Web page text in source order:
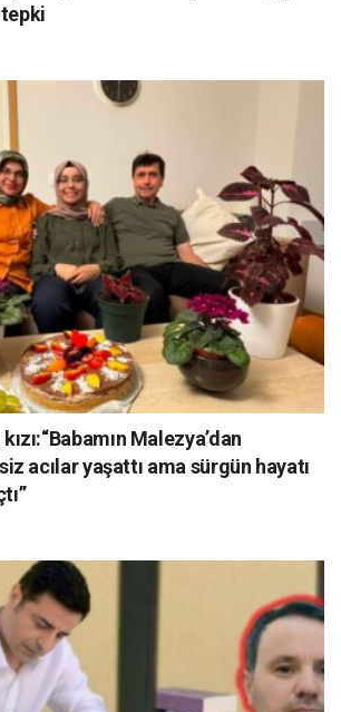
Malezya’dan
acılar yaşattı ama sürgün hayatı